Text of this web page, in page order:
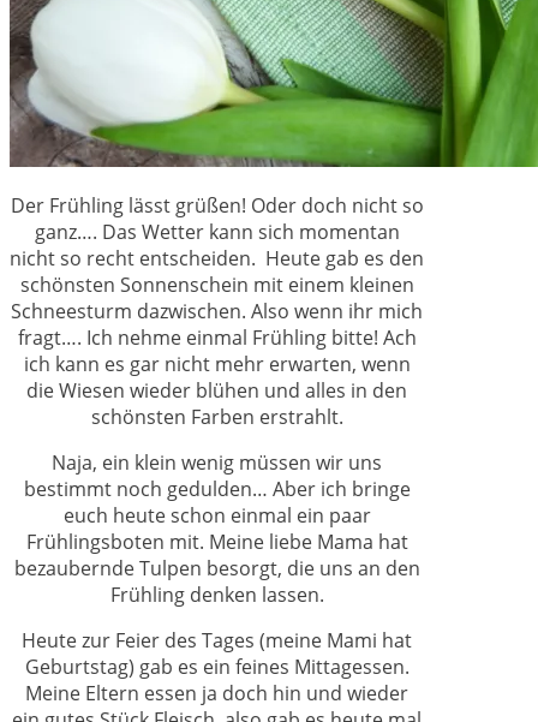
Der Frühling lässt grüßen! Oder doch nicht so
ganz…. Das Wetter kann sich momentan
nicht so recht entscheiden. Heute gab es den
schönsten Sonnenschein mit einem kleinen
Schneesturm dazwischen. Also wenn ihr mich
fragt…. Ich nehme einmal Frühling bitte! Ach
ich kann es gar nicht mehr erwarten, wenn
die Wiesen wieder blühen und alles in den
schönsten Farben erstrahlt.
Naja, ein klein wenig müssen wir uns
bestimmt noch gedulden… Aber ich bringe
euch heute schon einmal ein paar
Frühlingsboten mit. Meine liebe Mama hat
bezaubernde Tulpen besorgt, die uns an den
Frühling denken lassen.
Heute zur Feier des Tages (meine Mami hat
Geburtstag) gab es ein feines Mittagessen.
Meine Eltern essen ja doch hin und wieder